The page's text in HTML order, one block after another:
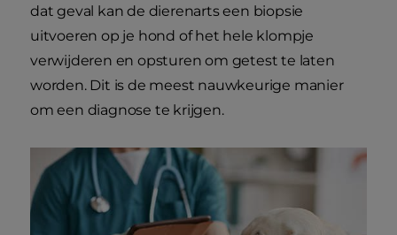
dat geval kan de dierenarts een biopsie
uitvoeren op je hond of het hele klompje
verwijderen en opsturen om getest te laten
worden. Dit is de meest nauwkeurige manier
om een diagnose te krijgen.